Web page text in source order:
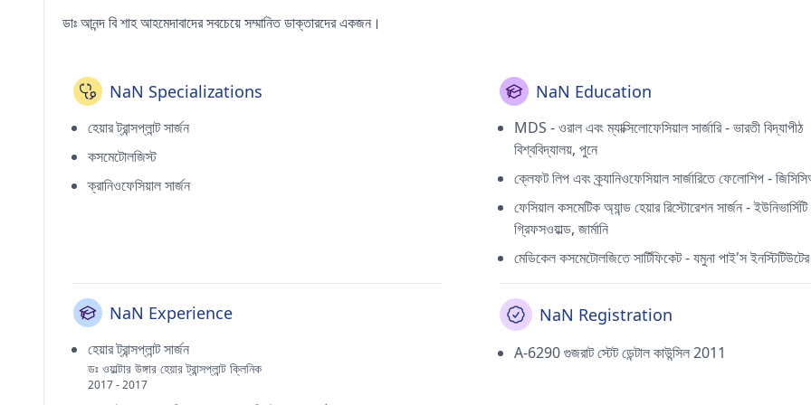
ডাঃ আনন্দ বি শাহ আহমেদাবাদের সবচেয়ে সম্মানিত ডাক্তারদের একজন।
NaN Specializations
হেয়ার ট্রান্সপ্লান্ট সার্জন
কসমেটোলজিস্ট
ক্রানিওফেসিয়াল সার্জন
NaN Education
MDS - ওরাল এবং ম্যাক্সিলোফেসিয়াল সার্জারি - ভারতী বিদ্যাপীঠ
বিশ্ববিদ্যালয়, পুনে
ক্লেফট লিপ এবং ক্র্যানিওফেসিয়াল সার্জারিতে ফেলোশিপ -
ফেসিয়াল কসমেটিক অ্যান্ড হেয়ার রিস্টোরেশন সার্জন -
গ্রিফসওয়াল্ড, জার্মানি
মেডিকেল কসমেটোলজিতে সার্টিফিকেট - যমুনা পাই'স
NaN Experience
হেয়ার ট্রান্সপ্লান্ট সার্জন
ডঃ ওয়াল্টার উঙ্গার হেয়ার ট্রান্সপ্লান্ট ক্লিনিক
2017 - 2017
NaN Registration
A-6290 গুজরাট স্টেট ডেন্টাল কাউন্সিল 2011